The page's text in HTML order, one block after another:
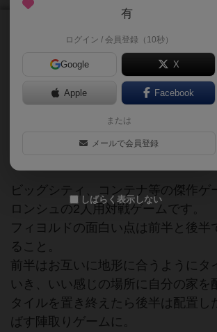
ノルウェーの複雑な入り江を形
大していく2人用の傑作ゲーム
ビッグシティ、コンテナ等の傑作ゲ
ロンシュの2人用対戦ゲームです。
フィヨルドの面白い点は前半と後半
ること。
前半はお互いに地形に合うようにタ
いき、いい感じの場所に自分の家を
タイルを置き終えたら後半は配置し
ばす陣取りゲームに。
有
ログイン / 会員登録（10秒）
Google X
Apple Facebook
または
メールで会員登録
しばらく表示しない